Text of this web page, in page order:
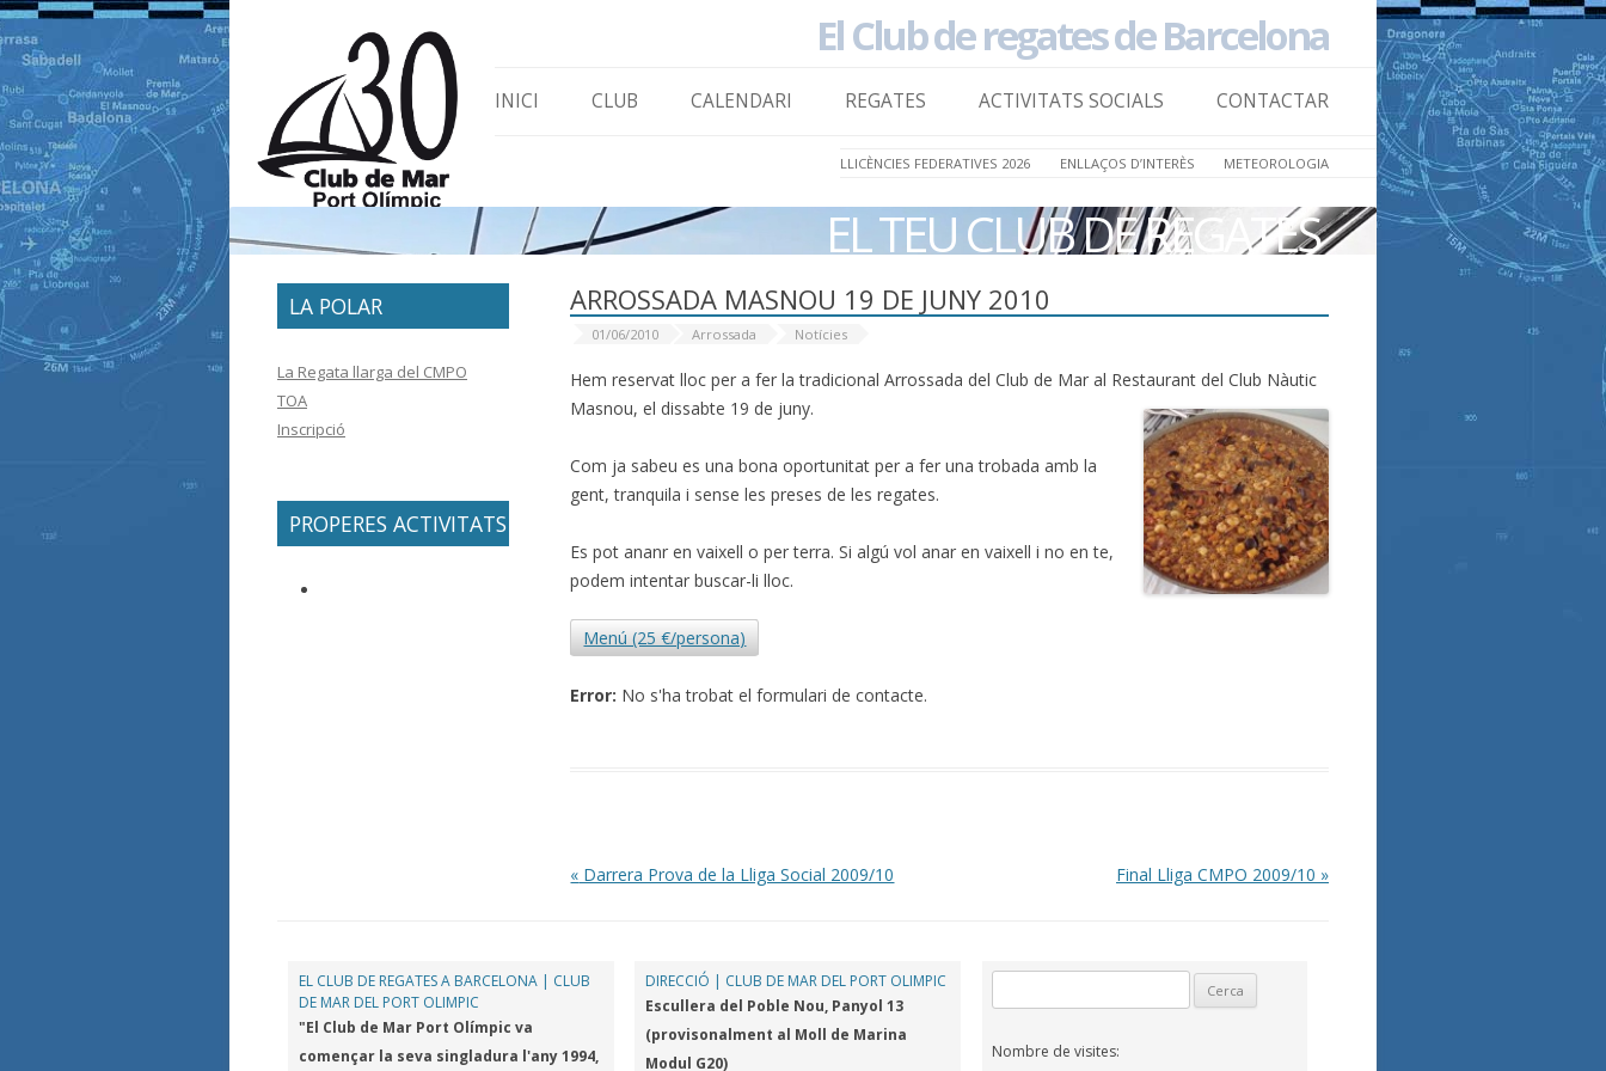
El Club de regates de Barcelona
Skip to
content
INICI CLUB CALENDARI REGATES ACTIVITATS SOCIALS CONTACTAR
LLICÈNCIES FEDERATIVES 2026 ENLLAÇOS D’INTERÈS METEOROLOGIA
EL TEU CLUB DE REGATES
ARROSSADA MASNOU 19 DE JUNY 2010
01/06/2010 Arrossada Notícies
Hem reservat lloc per a fer la tradicional Arrossada del Club de Mar al Restaurant del Club Nàutic
Masnou, el dissabte 19 de juny.
Com ja sabeu es una bona oportunitat per a fer una trobada amb la
gent, tranquila i sense les preses de les regates.
Es pot ananr en vaixell o per terra. Si algú vol anar en vaixell i no en te,
podem intentar buscar-li lloc.
Menú (25 €/persona)
Error: No s'ha trobat el formulari de contacte.
Post navigation
« Darrera Prova de la Lliga Social 2009/10 Final Lliga CMPO 2009/10 »
LA POLAR
La Regata llarga del CMPO
TOA
Inscripció
PROPERES ACTIVITATS
EL CLUB DE REGATES A BARCELONA | CLUB
DE MAR DEL PORT OLIMPIC
"El Club de Mar Port Olímpic va
començar la seva singladura l'any 1994,
DIRECCIÓ | CLUB DE MAR DEL PORT OLIMPIC
Escullera del Poble Nou, Panyol 13
(provisonalment al Moll de Marina
Modul G20)
Nombre de visites: